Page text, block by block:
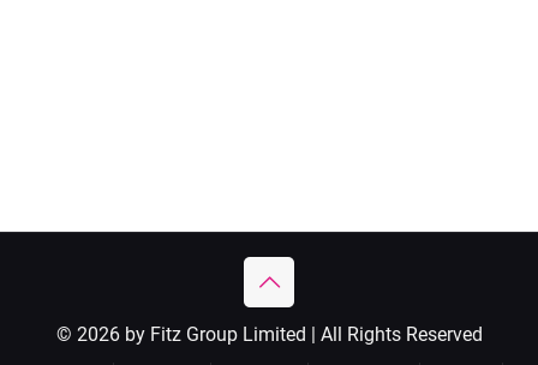
© 2026 by Fitz Group Limited | All Rights Reserved